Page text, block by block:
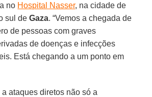
no Hospital Nasser, na cidade de
sul deGaza. “Vemos a chegada de
de pessoas com graves
de doenças e infecções
Está chegando a um ponto em
ataques diretos não só a